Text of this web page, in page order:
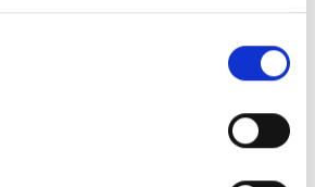
14.50 € / piece